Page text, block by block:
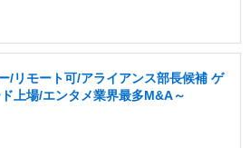
/リモート可/アライアンス部長候補 ゲ
上場/エンタメ業界最多M&A～